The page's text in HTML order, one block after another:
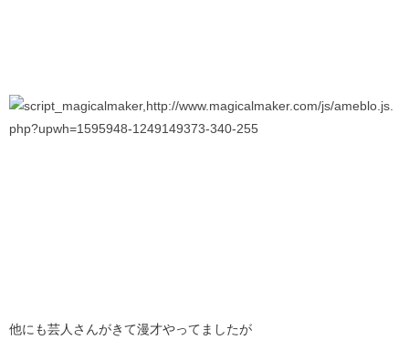
他にも芸人さんがきて漫才やってましたが